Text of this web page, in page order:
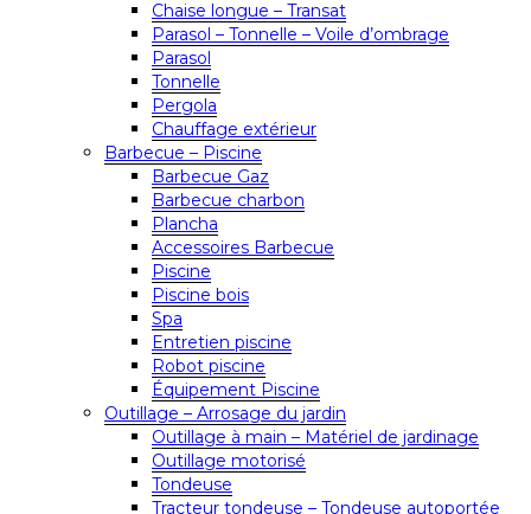
Chaise longue – Transat
Parasol – Tonnelle – Voile d’ombrage
Parasol
Tonnelle
Pergola
Chauffage extérieur
Barbecue – Piscine
Barbecue Gaz
Barbecue charbon
Plancha
Accessoires Barbecue
Piscine
Piscine bois
Spa
Entretien piscine
Robot piscine
Équipement Piscine
Outillage – Arrosage du jardin
Outillage à main – Matériel de jardinage
Outillage motorisé
Tondeuse
Tracteur tondeuse – Tondeuse autoportée